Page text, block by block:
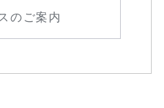
のご案内